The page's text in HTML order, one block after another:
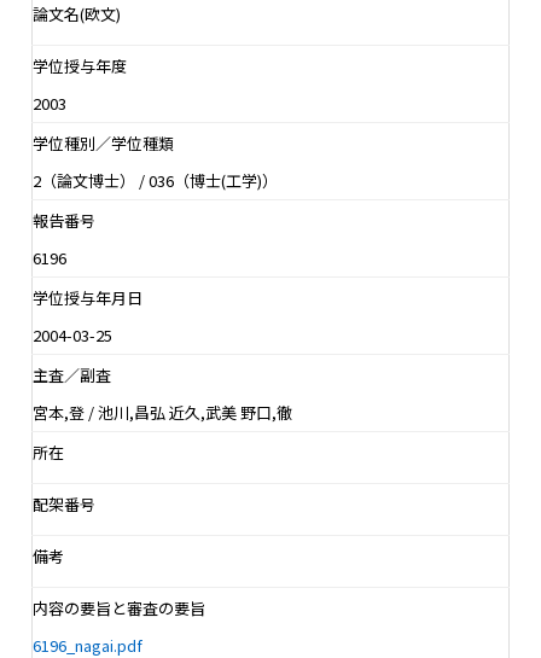
論文名(欧文)
学位授与年度
2003
学位種別／学位種類
2（論文博士） / 036（博士(工学)）
報告番号
6196
学位授与年月日
2004-03-25
主査／副査
宮本,登 / 池川,昌弘 近久,武美 野口,徹
所在
配架番号
備考
内容の要旨と審査の要旨
6196_nagai.pdf